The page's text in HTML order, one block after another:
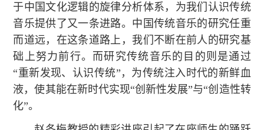
于中国文化逻辑的旋律分析体系，为我们认识传统
音乐提供了又一条进路。中国传统音乐的研究任重
而道远，在这条道路上，我们不断在前人的研究基
础上努力前行。而研究传统音乐的目的则是通过
“重新发现、认识传统”，为传统注入时代的新鲜血
液，使其能在新时代实现“创新性发展”与“创造性转
化”。